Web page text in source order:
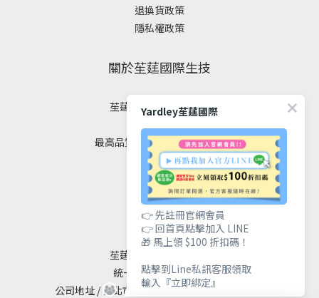
退換貨政策
隱私權政策
關於苼莛國際生技
苼莛國際生技有限公司
最高品質｜安全｜健康｜美麗
聯絡我們
苼莛國際生技有限公司
統一編號 / 90615838
公司地址 / 台北市大安區敦化南路二段65號19樓
Yardley苼莛國際
👉 先註冊官網會員
👉 回首頁點擊加入 LINE
🎁 馬上領 $100 折扣碼！
點擊到Line私訊客服領取
輸入『立即綁定』